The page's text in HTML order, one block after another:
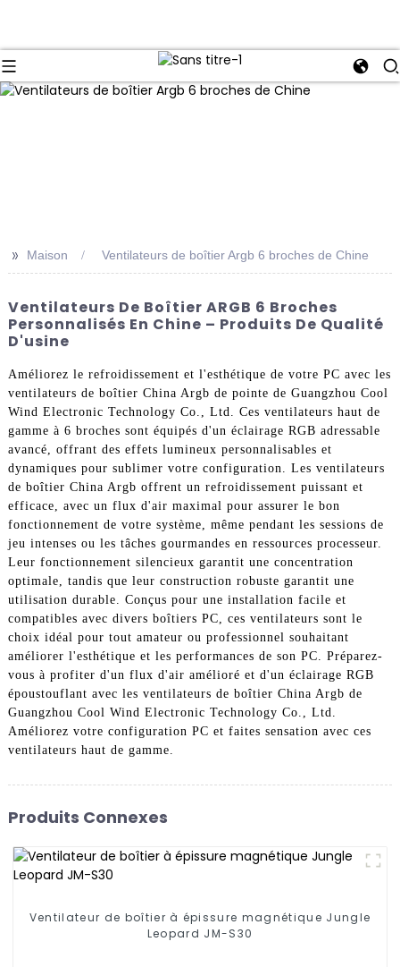
>> Maison Ventilateurs de boîtier Argb 6 broches de Chine
Ventilateurs De Boîtier ARGB 6 Broches
Personnalisés En Chine – Produits De Qualité
D'usine
Améliorez le refroidissement et l'esthétique de votre PC avec les
ventilateurs de boîtier China Argb de pointe de Guangzhou Cool
Wind Electronic Technology Co., Ltd. Ces ventilateurs haut de
gamme à 6 broches sont équipés d'un éclairage RGB adressable
avancé, offrant des effets lumineux personnalisables et
dynamiques pour sublimer votre configuration. Les ventilateurs
de boîtier China Argb offrent un refroidissement puissant et
efficace, avec un flux d'air maximal pour assurer le bon
fonctionnement de votre système, même pendant les sessions de
jeu intenses ou les tâches gourmandes en ressources processeur.
Leur fonctionnement silencieux garantit une concentration
optimale, tandis que leur construction robuste garantit une
utilisation durable. Conçus pour une installation facile et
compatibles avec divers boîtiers PC, ces ventilateurs sont le
choix idéal pour tout amateur ou professionnel souhaitant
améliorer l'esthétique et les performances de son PC. Préparez-
vous à profiter d'un flux d'air amélioré et d'un éclairage RGB
époustouflant avec les ventilateurs de boîtier China Argb de
Guangzhou Cool Wind Electronic Technology Co., Ltd.
Améliorez votre configuration PC et faites sensation avec ces
ventilateurs haut de gamme.
Produits Connexes
Ventilateur de boîtier à épissure magnétique Jungle
Leopard JM-S30